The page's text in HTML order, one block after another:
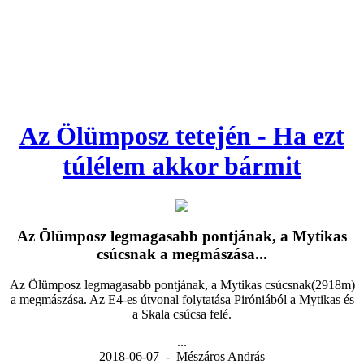
Az Ölümposz tetején - Ha ezt
túlélem akkor bármit
Az Ölümposz legmagasabb pontjának, a Mytikas
csúcsnak a megmászása...
Az Ölümposz legmagasabb pontjának, a Mytikas csúcsnak(2918m)
a megmászása. Az E4-es útvonal folytatása Piróniából a Mytikas és
a Skala csúcsa felé.
...
2018-06-07 - Mészáros András